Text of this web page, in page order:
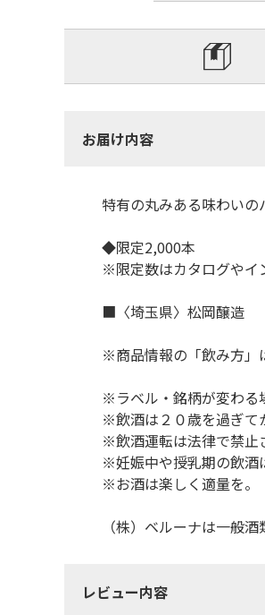
お届け内容
特有の丸みある味わいの
◆限定2,000本
※限定数はカタログやイ
■〈埼玉県〉松岡醸造
※商品情報の「飲み方」
※ラベル・銘柄が変わる
※飲酒は２０歳を過ぎて
※飲酒運転は法律で禁止
※妊娠中や授乳期の飲酒
※お酒は楽しく適量を。
（株）ベルーナは一般
レビュー内容